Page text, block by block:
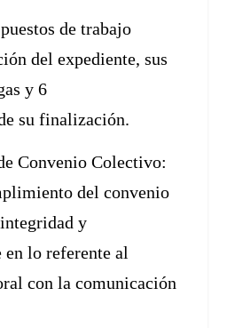
de trabajo
del expediente, sus
y 6
su finalización.
Convenio Colectivo:
del convenio
y
lo referente al
con la comunicación